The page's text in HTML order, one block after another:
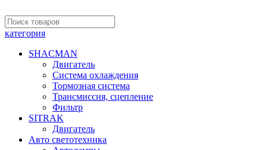
категория
SHACMAN
Двигатель
Система охлаждения
Тормозная система
Трансмиссия, сцепление
Фильтр
SITRAK
Двигатель
Авто светотехника